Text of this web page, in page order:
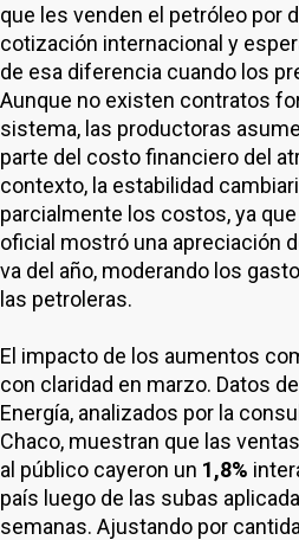
que les venden el petróleo por
cotización internacional y
de esa diferencia cuando los
Aunque no existen contratos
sistema, las productoras
parte del costo financiero del
contexto, la estabilidad
parcialmente los costos, ya
oficial mostró una apreciación
va del año, moderando los
las petroleras.
El impacto de los aumentos
con claridad en marzo. Datos
Energía, analizados por la
Chaco, muestran que las
al público cayeron un 1,8%
país luego de las subas
semanas. Ajustando por